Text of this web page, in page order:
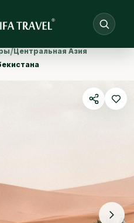
/Центральная Азия